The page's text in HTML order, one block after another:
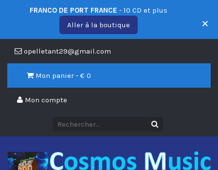
opelletant29@gmail.com
Mon panier - € 0
Mon compte
FRANCO DE PORT FRANCE - 10 CD et plus
Aller à la boutique